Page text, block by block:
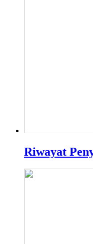
Riwayat